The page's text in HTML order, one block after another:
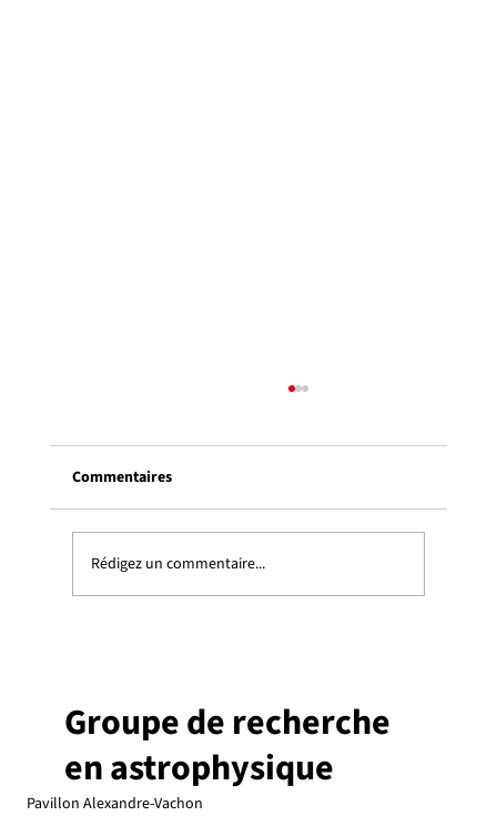
Commentaires
Rédigez un commentaire...
Groupe de recherche
en astrophysique
Pavillon Alexandre-Vachon